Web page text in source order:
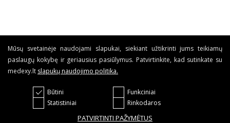
Mūsų svetainėje naudojami slapukai, siekiant užtikrinti jums teikiamų
paslaugų kokybę ir geriausius pasiūlymus. Patvirtinkite, kad sutinkate su
medexy.lt slapukų naudojimo politika.
Būtini
Funkciniai
Statistiniai
Rinkodaros
PATVIRTINTI PAŽYMĖTUS